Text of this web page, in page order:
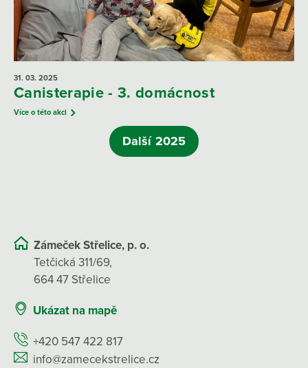
31. 03. 2025
Canisterapie - 3. domácnost
Více o této akci
Další 2025
Zámeček Střelice, p. o.
Tetčická 311/69,
664 47 Střelice
Ukázat na mapě
+420 547 422 817
info@zamecekstrelice.cz